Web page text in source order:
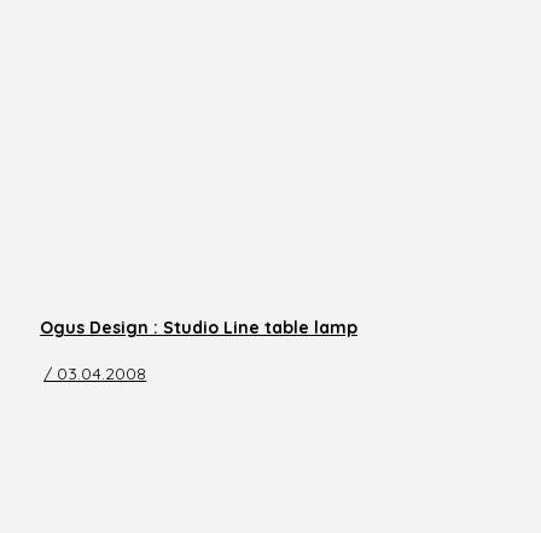
Ogus Design : Studio Line table lamp
/ 03.04.2008